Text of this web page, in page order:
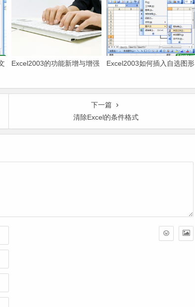
Excel2003的功能新增与增强 Excel2003如何插入自选图形
下一篇
清除Excel的条件格式